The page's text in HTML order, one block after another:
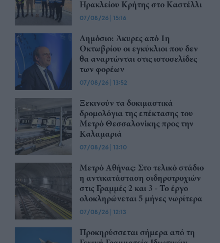
Ηρακλείου Κρήτης στο Καστέλλι
07/08/26 | 15:16
Δημόσιο: Άκυρες από 1η
Οκτωβρίου οι εγκύκλιοι που δεν
θα αναρτώνται στις ιστοσελίδες
των φορέων
07/08/26 | 13:52
Ξεκινούν τα δοκιμαστικά
δρομολόγια της επέκτασης του
Μετρό Θεσσαλονίκης προς την
Καλαμαριά
07/08/26 | 13:10
Μετρό Αθήνας: Στο τελικό στάδιο
η αντικατάσταση σιδηροτροχιών
στις Γραμμές 2 και 3 - Το έργο
ολοκληρώνεται 5 μήνες νωρίτερα
07/08/26 | 12:13
Προκηρύσσεται σήμερα από τη